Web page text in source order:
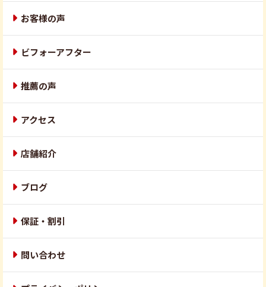
お客様の声
ビフォーアフター
推薦の声
アクセス
店舗紹介
ブログ
保証・割引
問い合わせ